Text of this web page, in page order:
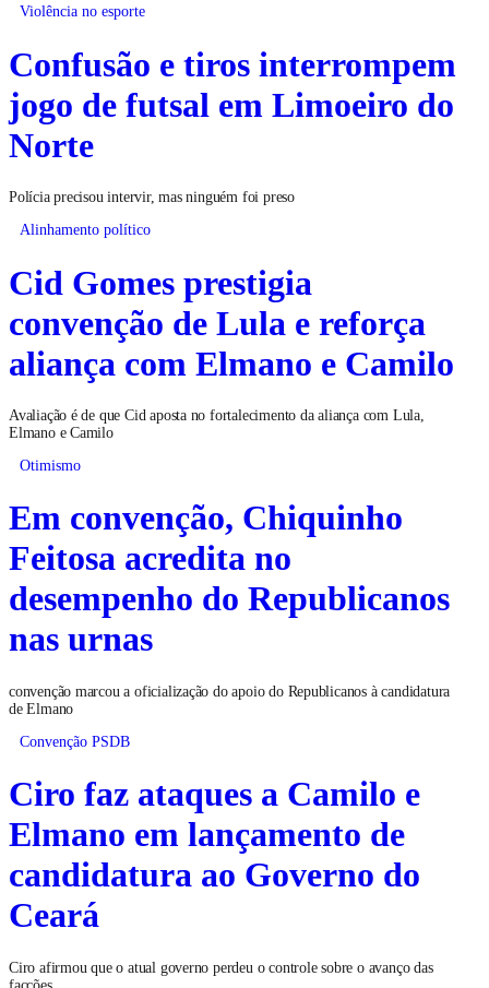
Violência no esporte
Confusão e tiros interrompem
jogo de futsal em Limoeiro do
Norte
Polícia precisou intervir, mas ninguém foi preso
Alinhamento político
Cid Gomes prestigia
convenção de Lula e reforça
aliança com Elmano e Camilo
Avaliação é de que Cid aposta no fortalecimento da aliança com Lula,
Elmano e Camilo
Otimismo
Em convenção, Chiquinho
Feitosa acredita no
desempenho do Republicanos
nas urnas
convenção marcou a oficialização do apoio do Republicanos à candidatura
de Elmano
Convenção PSDB
Ciro faz ataques a Camilo e
Elmano em lançamento de
candidatura ao Governo do
Ceará
Ciro afirmou que o atual governo perdeu o controle sobre o avanço das
facções